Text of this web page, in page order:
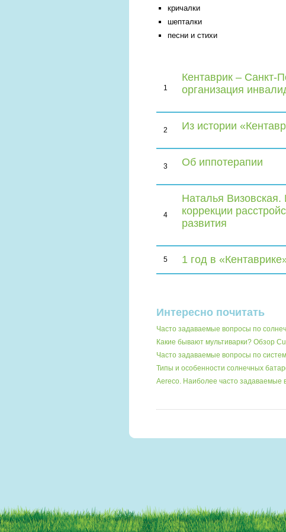
кричалки
шепталки
песни и стихи
1
Кентаврик – Санкт-
организация
2 Из истории
3 Об иппотерапии
4
Наталья Визовская.
коррекции
развития
5 1 год в
Интересно почитать
Часто задаваемые вопросы по
Какие бывают мультиварки? Обзор
Часто задаваемые вопросы по
Типы и особенности солнечных
Aereco. Наиболее часто задаваемые